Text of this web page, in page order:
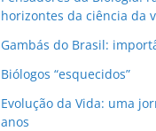
horizontes da ciência da
Gambás do Brasil:
Biólogos “esquecidos”
Evolução da Vida: uma
anos